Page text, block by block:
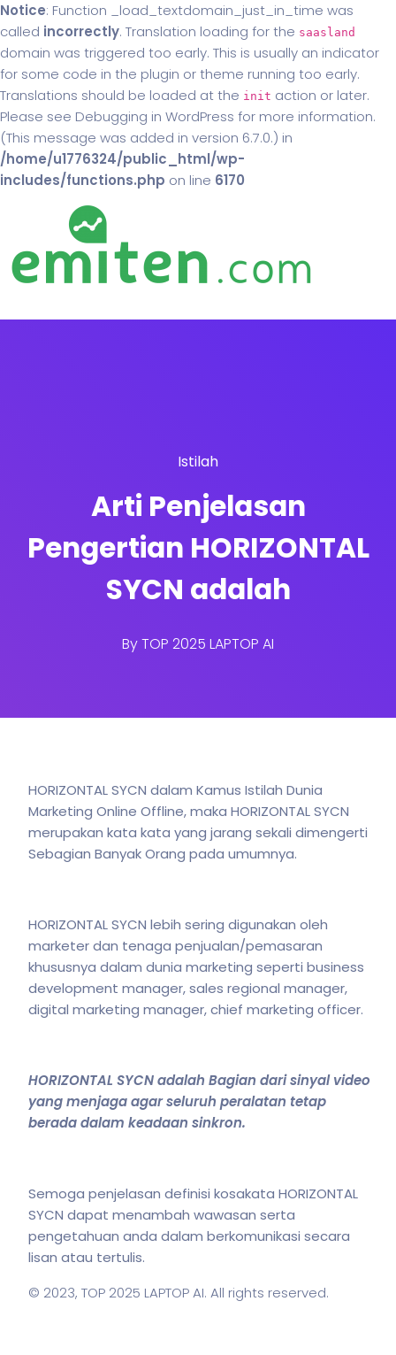
Notice: Function _load_textdomain_just_in_time was
called incorrectly. Translation loading for the saasland
domain was triggered too early. This is usually an indicator
for some code in the plugin or theme running too early.
Translations should be loaded at the init action or later.
Please see Debugging in WordPress for more information.
(This message was added in version 6.7.0.) in
/home/u1776324/public_html/wp-
includes/functions.php on line 6170
Istilah
Arti Penjelasan
Pengertian HORIZONTAL
SYCN adalah
ByTOP 2025 LAPTOP AI
HORIZONTAL SYCN dalam Kamus Istilah Dunia
Marketing Online Offline, maka HORIZONTAL SYCN
merupakan kata kata yang jarang sekali dimengerti
Sebagian Banyak Orang pada umumnya.
HORIZONTAL SYCN lebih sering digunakan oleh
marketer dan tenaga penjualan/pemasaran
khususnya dalam dunia marketing seperti business
development manager, sales regional manager,
digital marketing manager, chief marketing officer.
HORIZONTAL SYCN adalah Bagian dari sinyal video
yang menjaga agar seluruh peralatan tetap
berada dalam keadaan sinkron.
Semoga penjelasan definisi kosakata HORIZONTAL
SYCN dapat menambah wawasan serta
pengetahuan anda dalam berkomunikasi secara
lisan atau tertulis.
© 2023, TOP 2025 LAPTOP AI. All rights reserved.